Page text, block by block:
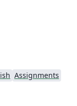
Assignments